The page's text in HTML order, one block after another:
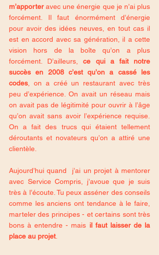
m’apporter avec une énergie que je n’ai plus
forcément. Il faut énormément d’énergie
pour avoir des idées neuves, en tout cas il
est en accord avec sa génération, il a cette
vision hors de la boîte qu’on a plus
forcément. D’ailleurs, ce qui a fait notre
succès en 2008 c’est qu’on a cassé les
codes , on a créé un restaurant avec très
peu d’expérience. On avait un réseau mais
on avait pas de légitimité pour ouvrir à l’âge
qu’on avait sans avoir l’expérience requise.
On a fait des trucs qui étaient tellement
déroutants et novateurs qu’on a attiré une
clientèle.
Aujourd’hui quand  j’ai un projet à mentorer
avec Service Compris, j’avoue que je suis
très à l’écoute. Tu peux asséner des conseils
comme les anciens ont tendance à le faire,
marteler des principes - et certains sont très
bons à entendre - mais il faut laisser de la
place au projet.